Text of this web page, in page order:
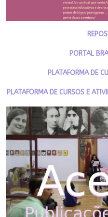
PORTAL
PLATAFORMA DE
PLATAFORMA DE CURSOS E